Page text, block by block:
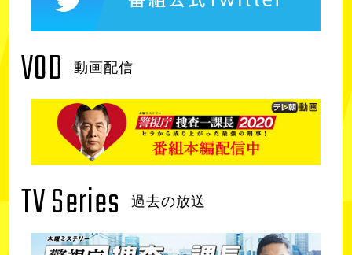
VOD 動画配信
TV Series 過去の放送